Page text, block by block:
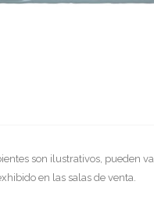
son ilustrativos, pueden
en las salas de venta.